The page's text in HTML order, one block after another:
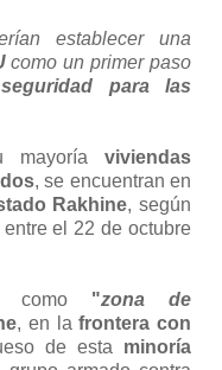
establecer una
como un primer paso
para las
mayoríaviviendas
, se encuentran en
Rakhine, según
el 22 de octubre
como "zona de
, en lafrontera con
de esta minoría